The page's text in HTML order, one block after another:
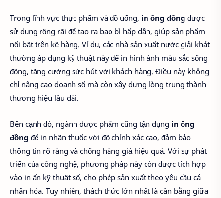
Trong lĩnh vực thực phẩm và đồ uống, in ống đồng được
sử dụng rộng rãi để tạo ra bao bì hấp dẫn, giúp sản phẩm
nổi bật trên kệ hàng. Ví dụ, các nhà sản xuất nước giải khát
thường áp dụng kỹ thuật này để in hình ảnh màu sắc sống
động, tăng cường sức hút với khách hàng. Điều này không
chỉ nâng cao doanh số mà còn xây dựng lòng trung thành
thương hiệu lâu dài.
Bên cạnh đó, ngành dược phẩm cũng tận dụng in ống
đồng để in nhãn thuốc với độ chính xác cao, đảm bảo
thông tin rõ ràng và chống hàng giả hiệu quả. Với sự phát
triển của công nghệ, phương pháp này còn được tích hợp
vào in ấn kỹ thuật số, cho phép sản xuất theo yêu cầu cá
nhân hóa. Tuy nhiên, thách thức lớn nhất là cân bằng giữa